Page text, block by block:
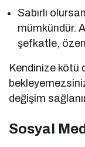
Sabırlı
mümkündür.
şefkatle,
Kendinize kötü
değişim
Sosyal